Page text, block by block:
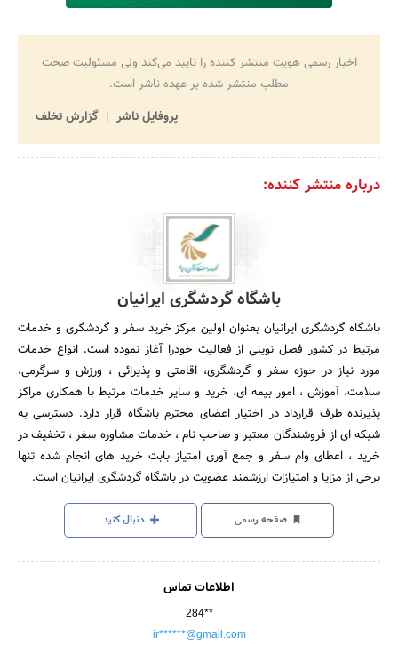
اخبار رسمی هویت منتشر کننده را تایید می‌کند ولی مسئولیت صحت
مطلب منتشر شده بر عهده ناشر است.
پروفایل ناشر
گزارش تخلف
درباره منتشر کننده:
باشگاه گردشگری ایرانیان
باشگاه گردشگری ایرانیان بعنوان اولین مرکز خرید سفر و گردشگری و خدمات
مرتبط در کشور فصل نوینی از فعالیت خودرا آغاز نموده است. انواع خدمات
مورد نیاز در حوزه سفر و گردشگری، اقامتی و پذیرائی ، ورزش و سرگرمی،
سلامت، آموزش ، امور بیمه ای، خرید و سایر خدمات مرتبط با همکاری مراکز
پذیرنده طرف قرارداد در اختیار اعضای محترم باشگاه قرار دارد. دسترسی به
شبکه ای از فروشندگان معتبر و صاحب نام ، خدمات مشاوره سفر ، تخفیف در
خرید ، اعطای وام سفر و جمع آوری امتیاز بابت خرید های انجام شده تنها
برخی از مزایا و امتیازات ارزشمند عضویت در باشگاه گردشگری ایرانیان است.
صفحه رسمی دنبال کنید
اطلاعات تماس
284**
ir******@gmail.com